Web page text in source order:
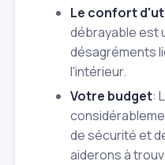
Le confort
débrayable est
désagréments
l'intérieur.
Votre budget:
de sécurité et
aiderons à